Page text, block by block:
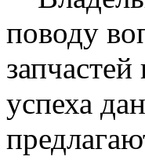
поводу
успеха